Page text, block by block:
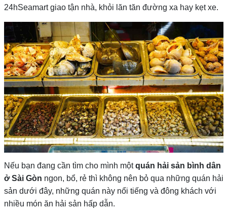
24hSeamart giao tận nhà, khỏi lăn tăn đường xa hay kẹt xe.
Nếu bạn đang cần tìm cho mình mộtquán hải sản bình dân
ở Sài Gòn ngon, bổ, rẻ thì không nên bỏ qua những quán hải
sản dưới đây, những quán này nổi tiếng và đông khách với
nhiều món ăn hải sản hấp dẫn.